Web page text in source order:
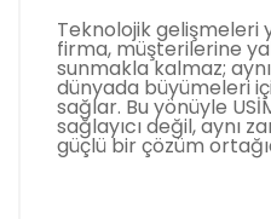
Teknolojik gelişmeleri
firma, müşterilerine
sunmakla kalmaz;
dünyada büyümeleri
sağlar. Bu yönüyle
sağlayıcı değil, aynı
güçlü bir çözüm